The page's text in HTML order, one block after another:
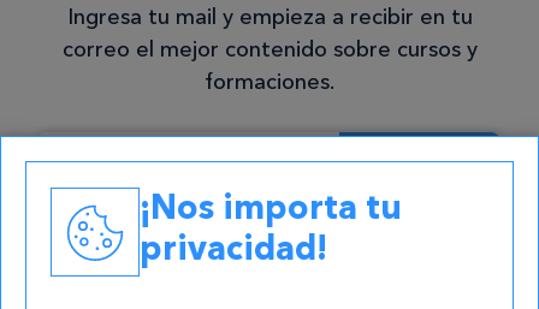
Ingresa tu mail y empieza a recibir en tu
correo el mejor contenido sobre cursos y
formaciones.
Suscribirse
Estoy de acuerdo con la política de
privacidad
¡Nos importa tu
privacidad!